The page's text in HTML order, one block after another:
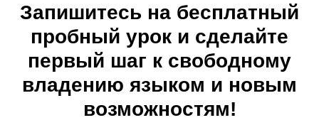
Запишитесь на бесплатный
пробный урок и сделайте
первый шаг к свободному
владению языком и новым
возможностям!